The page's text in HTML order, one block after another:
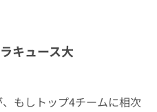
キュース大
もしトップ4チームに相次